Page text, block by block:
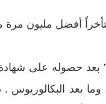
أفضل مليون مرة
بعد حصوله على
وما بعد